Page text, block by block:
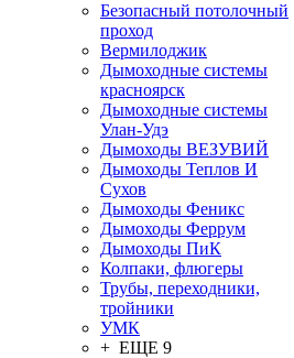
Безопасный потолочный
проход
Вермилоджик
Дымоходные системы
красноярск
Дымоходные системы
Улан-Удэ
Дымоходы ВЕЗУВИЙ
Дымоходы Теплов И
Сухов
Дымоходы Феникс
Дымоходы Феррум
Дымоходы ПиК
Колпаки, флюгеры
Трубы, переходники,
тройники
УМК
+ ЕЩЕ 9